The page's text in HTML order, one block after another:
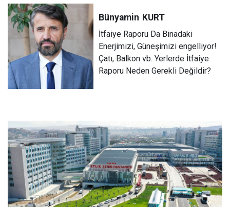
Bünyamin KURT
İtfaiye Raporu Da Binadaki
Enerjimizi, Güneşimizi engelliyor!
Çatı, Balkon vb. Yerlerde İtfaiye
Raporu Neden Gerekli Değildir?